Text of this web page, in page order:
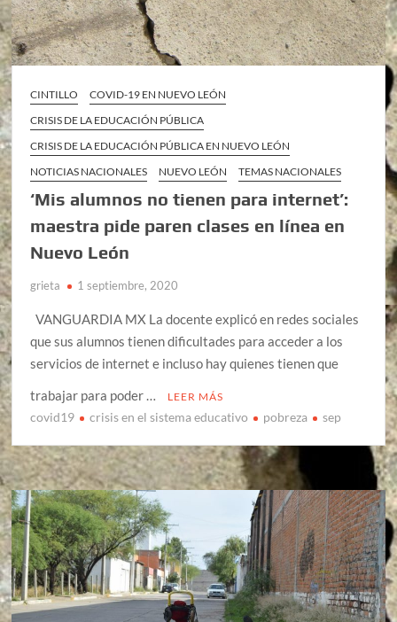
CINTILLO
COVID-19 EN NUEVO LEÓN
CRISIS DE LA EDUCACIÓN PÚBLICA
CRISIS DE LA EDUCACIÓN PÚBLICA EN NUEVO LEÓN
NOTICIAS NACIONALES
NUEVO LEÓN TEMAS NACIONALES
‘Mis alumnos no tienen para internet’:
maestra pide paren clases en línea en
Nuevo León
grieta 1 septiembre, 2020
VANGUARDIA MX La docente explicó en redes sociales
que sus alumnos tienen dificultades para acceder a los
servicios de internet e incluso hay quienes tienen que
trabajar para poder …
LEER MÁS
covid19 crisis en el sistema educativo pobreza sep